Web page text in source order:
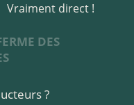
Vraiment direct !
DES
?